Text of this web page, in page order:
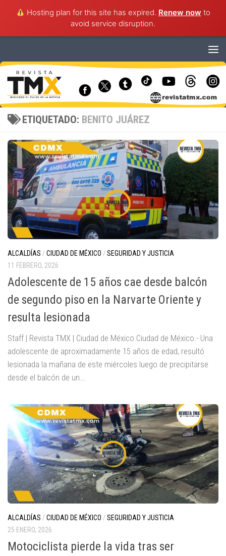
Hosting plan for this site has expired. Renew now to
avoid service disruption.
ETIQUETADO: BENITO JUÁREZ
ALCALDÍAS /CIUDAD DE MÉXICO /SEGURIDAD Y JUSTICIA
11 FEBRERO, 2026
Adolescente de 15 años cae desde balcón
de segundo piso en la Narvarte Oriente y
resulta lesionada
Staff | Revista TMX | Ciudad de México Ciudad de México.- Una
adolescente de aproximadamente 15 años de edad, resultó
lesionada la mañana de este miércoles luego de precipitarse
desde el balcón de un...
ALCALDÍAS /CIUDAD DE MÉXICO /SEGURIDAD Y JUSTICIA
25 ENERO, 2026
Motociclista pierde la vida tras ser